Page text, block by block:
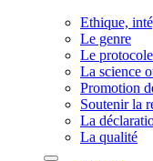
Ethique,
Le genre
Le
La science
Promotion
Soutenir la
La
La qualité